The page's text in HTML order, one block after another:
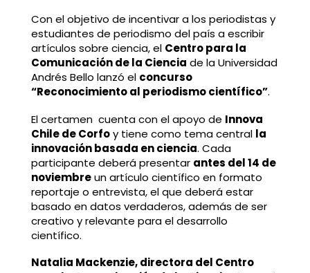
Con el objetivo de incentivar a los periodistas y
estudiantes de periodismo del país a escribir
artículos sobre ciencia, el Centro para la
Comunicación de la Ciencia de la Universidad
Andrés Bello lanzó el concurso
“Reconocimiento al periodismo científico”.
El certamen cuenta con el apoyo de Innova
Chile de Corfoy tiene como tema central la
innovación basada en ciencia. Cada
participante deberá presentar antes del 14 de
noviembreun artículo científico en formato
reportaje o entrevista, el que deberá estar
basado en datos verdaderos, además de ser
creativo y relevante para el desarrollo
científico.
Natalia Mackenzie, directora del Centro